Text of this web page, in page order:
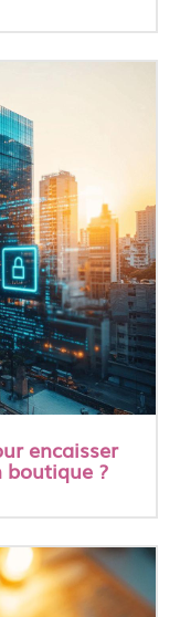
encaisser
boutique ?